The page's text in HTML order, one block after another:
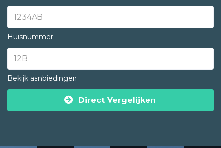
Huisnummer
Bekijk aanbiedingen
Direct Vergelijken